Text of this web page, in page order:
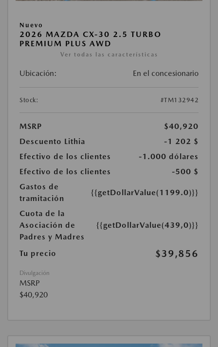
Nuevo
2026 MAZDA CX-30 2.5 TURBO
PREMIUM PLUS AWD
Ver todas las características
Ubicación: En el concesionario
Stock: #TM132942
MSRP
$40,920
Descuento Lithia
-1 202 $
Efectivo de los clientes
-1.000 dólares
Efectivo de los clientes
-500 $
Gastos de
tramitación
{{getDollarValue(1199.0)}}
Cuota de la
Asociación de
Padres y Madres
{{getDollarValue(439,0)}}
Tu precio $39,856
Divulgación
MSRP
$40,920